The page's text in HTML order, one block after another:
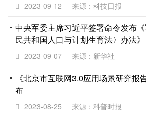
2023-09-12 来源：科技日报
中央军委主席习近平签署命令发布
民共和国人口与计划生育法〉办法》
2023-09-07 来源：新华社
《北京市互联网3.0应用场景研究报
布
2023-08-25 来源：科普时报